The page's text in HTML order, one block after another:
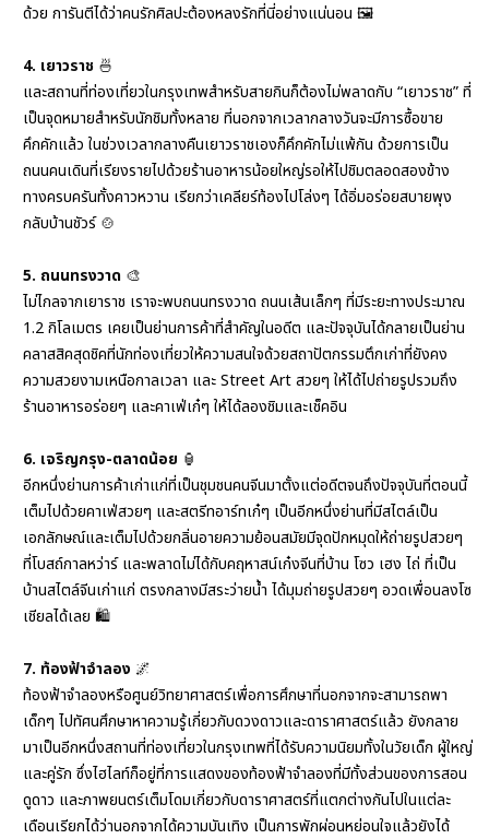
ด้วย การันตีได้ว่าคนรักศิลปะต้องหลงรักที่นี่อย่างแน่นอน 🖼️
4. เยาวราช 🍜
และสถานที่ท่องเที่ยวในกรุงเทพสำหรับสายกินก็ต้องไม่พลาดกับ “เยาวราช” ที่
เป็นจุดหมายสำหรับนักชิมทั้งหลาย ที่นอกจากเวลากลางวันจะมีการซื้อขาย
คึกคักแล้วในช่วงเวลากลางคืนเยาวราชเองก็คึกคักไม่แพ้กัน ด้วยการเป็น
ถนนคนเดินที่เรียงรายไปด้วยร้านอาหารน้อยใหญ่รอให้ไปชิมตลอดสองข้าง
ทางครบครันทั้งคาวหวาน เรียกว่าเคลียร์ท้องไปโล่งๆ ได้อิ่มอร่อยสบายพุง
กลับบ้านชัวร์🍲
5. ถนนทรงวาด 🎨
ไม่ไกลจากเยาราช เราจะพบถนนทรงวาด ถนนเส้นเล็กๆ ที่มีระยะทางประมาณ
1.2 กิโลเมตร เคยเป็นย่านการค้าที่สำคัญในอดีต และปัจจุบันได้กลายเป็นย่าน
คลาสสิคสุดชิคที่นักท่องเที่ยวให้ความสนใจด้วยสถาปัตกรรมตึกเก่าที่ยังคง
ความสวยงามเหนือกาลเวลา และ Street Art สวยๆ ให้ได้ไปถ่ายรูปรวมถึง
ร้านอาหารอร่อยๆ และคาเฟ่เก๋ๆ ให้ได้ลองชิมและเช็คอิน
6. เจริญกรุง-ตลาดน้อย 🏮
อีกหนึ่งย่านการค้าเก่าแก่ที่เป็นชุมชนคนจีนมาตั้งแต่อดีตจนถึงปัจจุบันที่ตอนนี้
เต็มไปด้วยคาเฟ่สวยๆ และสตรีทอาร์ทเก๋ๆ เป็นอีกหนึ่งย่านที่มีสไตล์เป็น
เอกลักษณ์และเต็มไปด้วยกลิ่นอายความย้อนสมัยมีจุดปักหมุดให้ถ่ายรูปสวยๆ
ที่โบสถ์กาลหว่าร์ และพลาดไม่ได้กับคฤหาสน์เก๋งจีนที่บ้าน โซว เฮง ไถ่ ที่เป็น
บ้านสไตล์จีนเก่าแก่ ตรงกลางมีสระว่ายน้ำ ได้มุมถ่ายรูปสวยๆ อวดเพื่อนลงโซ
เชียลได้เลย 🛍️
7. ท้องฟ้าจำลอง 🌌
ท้องฟ้าจำลองหรือศูนย์วิทยาศาสตร์เพื่อการศึกษาที่นอกจากจะสามารถพา
เด็กๆ ไปทัศนศึกษาหาความรู้เกี่ยวกับดวงดาวและดาราศาสตร์แล้ว ยังกลาย
มาเป็นอีกหนึ่งสถานที่ท่องเที่ยวในกรุงเทพที่ได้รับความนิยมทั้งในวัยเด็ก ผู้ใหญ่
และคู่รัก ซึ่งไฮไลท์ก็อยู่ที่การแสดงของท้องฟ้าจำลองที่มีทั้งส่วนของการสอน
ดูดาว และภาพยนตร์เต็มโดมเกี่ยวกับดาราศาสตร์ที่แตกต่างกันไปในแต่ละ
เดือนเรียกได้ว่านอกจากได้ความบันเทิง เป็นการพักผ่อนหย่อนใจแล้วยังได้